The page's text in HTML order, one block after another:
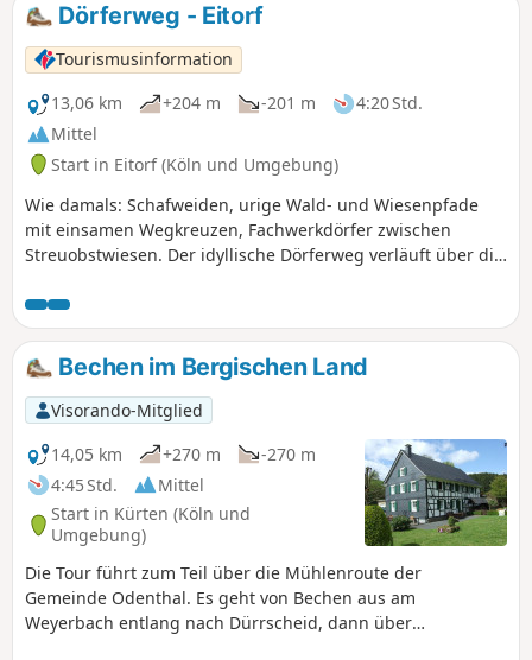
Dörferweg - Eitorf
Tourismusinformation
13,06 km
+204 m -201 m
4:20 Std.
Mittel
Start in Eitorf (Köln und Umgebung)
Wie damals: Schafweiden, urige Wald- und Wiesenpfade
mit einsamen Wegkreuzen, Fachwerkdörfer zwischen
Streuobstwiesen. Der idyllische Dörferweg verläuft über die
Zurück in Eitorf warten zahlreiche Einkehrmöglichkeiten.
Bechen im Bergischen Land
Visorando-Mitglied
14,05 km
+270 m
-270 m
4:45 Std.
Mittel
Start in Kürten (Köln und
Umgebung)
Die Tour führt zum Teil über die Mühlenroute der
Gemeinde Odenthal. Es geht von Bechen aus am
Weyerbach entlang nach Dürrscheid, dann über